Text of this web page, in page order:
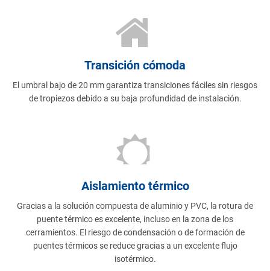
Transición cómoda
El umbral bajo de 20 mm garantiza transiciones fáciles sin riesgos
de tropiezos debido a su baja profundidad de instalación.
Aislamiento térmico
Gracias a la solución compuesta de aluminio y PVC, la rotura de
puente térmico es excelente, incluso en la zona de los
cerramientos. El riesgo de condensación o de formación de
puentes térmicos se reduce gracias a un excelente flujo
isotérmico.